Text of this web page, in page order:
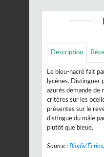
Description
Le bleu-nacré fait
lycènes. Distinguer
azurés demande de
critères sur les
présentes sur le
distingue du mâle
plutôt que bleue.
Source :